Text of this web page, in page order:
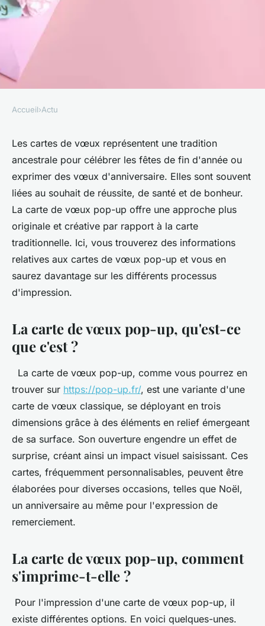
Les cartes de vœux pop-up :
comment les imprimer et
pourquoi en offrir à l'occasion
des fêtes ?
•27 avril 2024• 2 min de lecture
Accueil›Actu
Les cartes de vœux représentent une tradition
ancestrale pour célébrer les fêtes de fin d'année ou
exprimer des vœux d'anniversaire. Elles sont souvent
liées au souhait de réussite, de santé et de bonheur.
La carte de vœux pop-up offre une approche plus
originale et créative par rapport à la carte
traditionnelle. Ici, vous trouverez des informations
relatives aux cartes de vœux pop-up et vous en
saurez davantage sur les différents processus
d'impression.
La carte de vœux pop-up, qu'est-ce
que c'est ?
La carte de vœux pop-up, comme vous pourrez en
trouver sur https://pop-up.fr/, est une variante d'une
carte de vœux classique, se déployant en trois
dimensions grâce à des éléments en relief émergeant
de sa surface. Son ouverture engendre un effet de
surprise, créant ainsi un impact visuel saisissant. Ces
cartes, fréquemment personnalisables, peuvent être
élaborées pour diverses occasions, telles que Noël,
un anniversaire au même pour l'expression de
remerciement.
La carte de vœux pop-up, comment
s'imprime-t-elle ?
Pour l'impression d'une carte de vœux pop-up, il
existe différentes options. En voici quelques-unes.